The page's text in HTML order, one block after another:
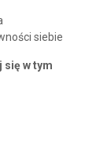
siebie
się w tym